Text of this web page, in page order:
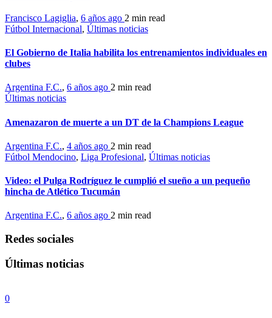
Francisco Lagiglia, 6 años ago 2 min read
Fútbol Internacional, Últimas noticias
El Gobierno de Italia habilita los entrenamientos individuales en
clubes
Argentina F.C., 6 años ago 2 min read
Últimas noticias
Amenazaron de muerte a un DT de la Champions League
Argentina F.C., 4 años ago 2 min read
Fútbol Mendocino, Liga Profesional, Últimas noticias
Video: el Pulga Rodríguez le cumplió el sueño a un pequeño
hincha de Atlético Tucumán
Argentina F.C., 6 años ago 2 min read
Redes sociales
Últimas noticias
0